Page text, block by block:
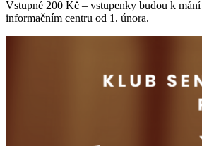
Vstupné 200 Kč – vstupenky budou k
informačním centru od 1. února.